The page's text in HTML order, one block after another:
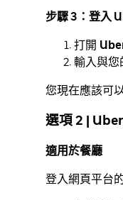
步驟 3：登入
打開
輸入與您
您現在應該可
選項 2 |
適用於餐廳
登入網頁平台